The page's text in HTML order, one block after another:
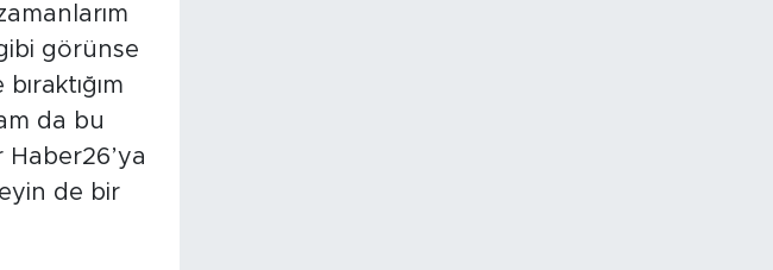
görünse
da bu
de bir